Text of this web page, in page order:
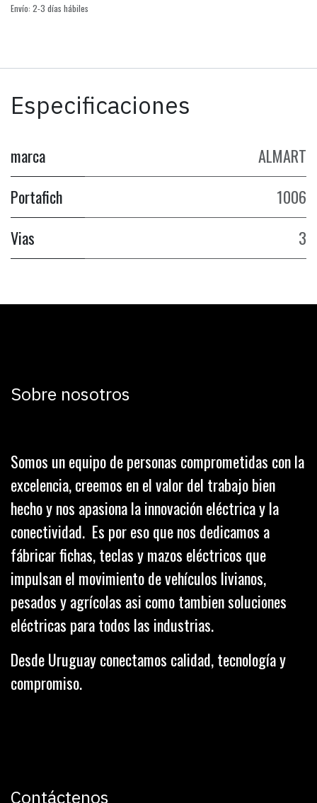
Envío: 2-3 días hábiles
Especificaciones
marca
ALMART
Portafich
1006
Vias
3
Sobre nosotros
Somos un equipo de personas comprometidas con la
excelencia, creemos en el valor del trabajo bien
hecho y nos apasiona la innovación eléctrica y la
conectividad. Es por eso que nos dedicamos a
fábricar fichas, teclas y mazos eléctricos que
impulsan el movimiento de vehículos livianos,
pesados y agrícolas asi como tambien soluciones
eléctricas para todos las industrias.
Desde Uruguay conectamos calidad, tecnología y
compromiso.
Contáctenos